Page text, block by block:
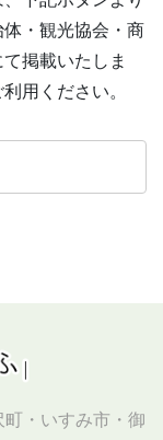
・観光協会・商
掲載いたしま
利用ください。
・いすみ市・御